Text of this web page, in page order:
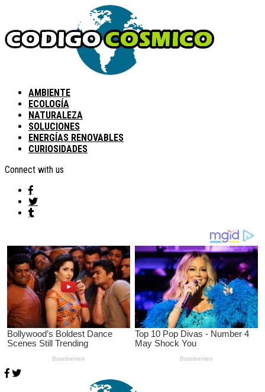
AMBIENTE
ECOLOGÍA
NATURALEZA
SOLUCIONES
ENERGÍAS RENOVABLES
CURIOSIDADES
Connect with us